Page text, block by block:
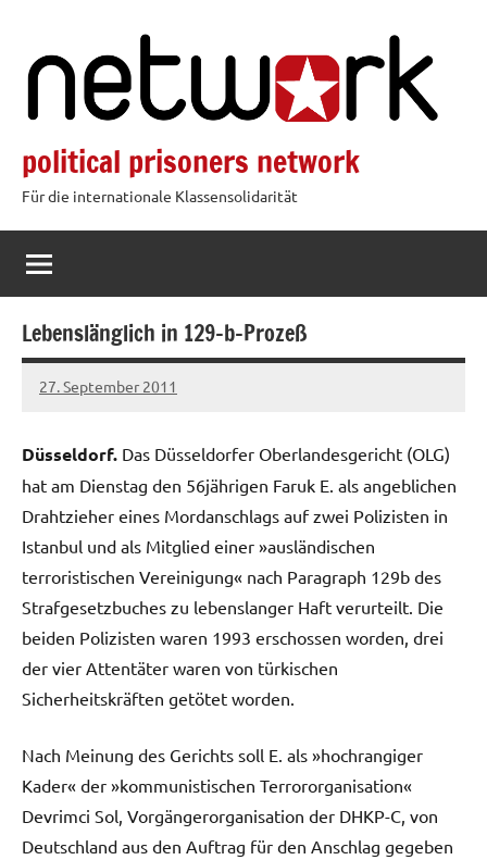
springen
political prisoners network
Für die internationale Klassensolidarität
Lebenslänglich in 129-b-Prozeß
27. September 2011
admin
Düsseldorf. Das Düsseldorfer Oberlandesgericht (OLG)
hat am Dienstag den 56jährigen Faruk E. als angeblichen
Drahtzieher eines Mordanschlags auf zwei Polizisten in
Istanbul und als Mitglied einer »ausländischen
terroristischen Vereinigung« nach Paragraph 129b des
Strafgesetzbuches zu lebenslanger Haft verurteilt. Die
beiden Polizisten waren 1993 erschossen worden, drei
der vier Attentäter waren von türkischen
Sicherheitskräften getötet worden.
Nach Meinung des Gerichts soll E. als »hochrangiger
Kader« der »kommunistischen Terrororganisation«
Devrimci Sol, Vorgängerorganisation der DHKP-C, von
Deutschland aus den Auftrag für den Anschlag gegeben